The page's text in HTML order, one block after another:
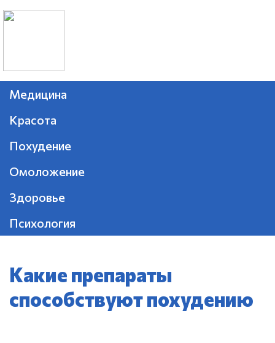
Медицина
Красота
Похудение
Омоложение
Здоровье
Психология
Какие препараты
способствуют похудению